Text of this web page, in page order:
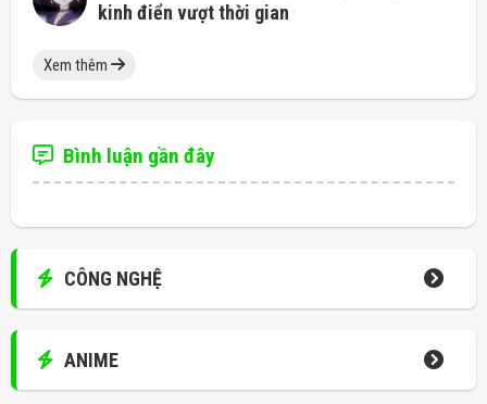
kinh điển vượt thời gian
Xem thêm
Bình luận gần đây
CÔNG NGHỆ
ANIME